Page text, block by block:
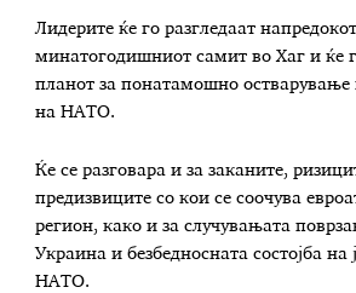
Лидерите ќе го разгледаат
минатогодишниот самит во Хаг и ќе
планот за понатамошно остварување
на НАТО.
Ќе се разговара и за заканите,
предизвиците со кои се соочува
регион, како и за случувањата
Украина и безбедносната состојба
НАТО.